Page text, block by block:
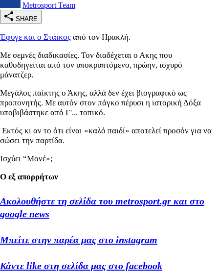
Metrosport Team
SHARE
Έφυγε και ο Στάικος από τον Ηρακλή.
Με σεμνές διαδικασίες. Τον διαδέχεται ο Ακης που
καθοδηγείται από τον υποκρυπτόμενο, πρώην, ισχυρό
μάνατζερ.
Μεγάλος παίκτης ο Άκης, αλλά δεν έχει βιογραφικό ως
προπονητής. Με αυτόν στον πάγκο πέρυσι η ιστορική Δόξα
υποβιβάστηκε από Γ'... τοπικό.
Εκτός κι αν το ότι είναι «καλό παιδί» αποτελεί προσόν για να
σώσει την παρτίδα.
Ισχύει “Μονέ»;
Ο εξ απορρήτων
Ακολουθήστε τη σελίδα του metrosport.gr και στο
google news
Μπείτε στην παρέα μας στο instagram
Κάντε like στη σελίδα μας στο facebook